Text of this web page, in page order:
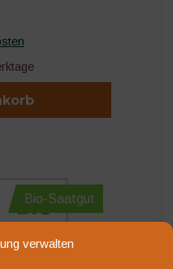
verwalten
Bio-Saatgut